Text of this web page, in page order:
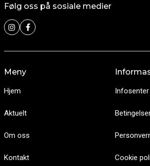
Følg oss på sosiale medier
Meny
Hjem
Aktuelt
Om oss
Kontakt
Infosenter
Cookie